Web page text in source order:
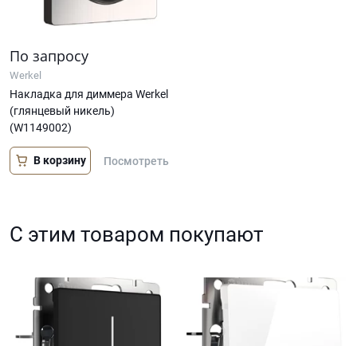
По запросу
Werkel
Накладка для диммера Werkel
(глянцевый никель)
(W1149002)
В корзину Посмотреть
С этим товаром покупают